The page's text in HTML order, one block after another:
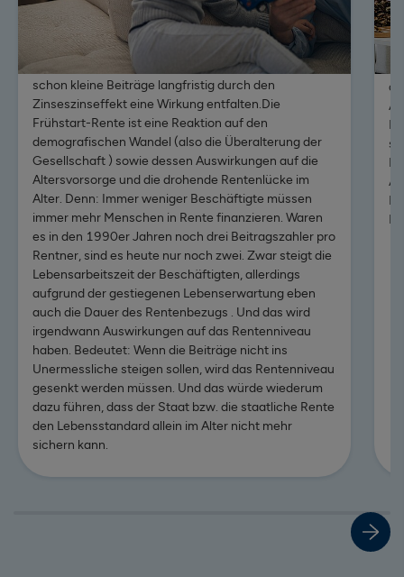
Altersvorsorge aufzubauen. Mithilfe dieser
staatlichen Förderung will man also den Einstieg in
die private Vorsorge erleichtern und junge Menschen
an den Kapitalmarkt heranführen: Schließlich können
schon kleine Beiträge langfristig durch den
Zinseszinseffekt eine Wirkung entfalten.Die
Frühstart-Rente ist eine Reaktion auf den
demografischen Wandel (also die Überalterung der
Gesellschaft ) sowie dessen Auswirkungen auf die
Altersvorsorge und die drohende Rentenlücke im
Alter. Denn: Immer weniger Beschäftigte müssen
immer mehr Menschen in Rente finanzieren. Waren
es in den 1990er Jahren noch drei Beitragszahler pro
Rentner, sind es heute nur noch zwei. Zwar steigt die
Lebensarbeitszeit der Beschäftigten, allerdings
aufgrund der gestiegenen Lebenserwartung eben
auch die Dauer des Rentenbezugs . Und das wird
irgendwann Auswirkungen auf das Rentenniveau
haben. Bedeutet: Wenn die Beiträge nicht ins
Unermessliche steigen sollen, wird das Rentenniveau
gesenkt werden müssen. Und das würde wiederum
dazu führen, dass der Staat bzw. die staatliche Rente
den Lebensstandard allein im Alter nicht mehr
sichern kann.
Zum Beitrag: Frühstart-Rente – staatliche Unterstützung